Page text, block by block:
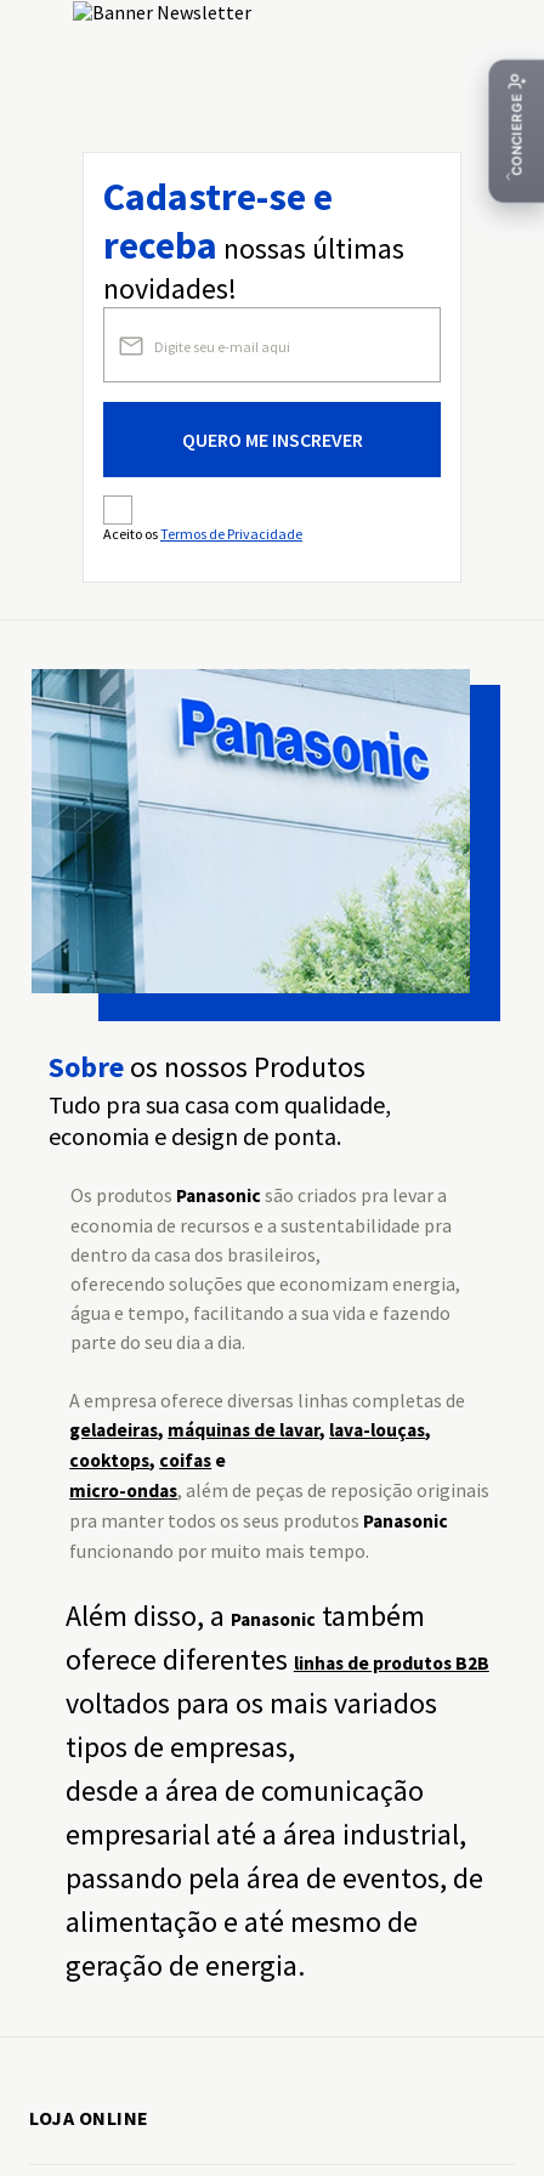
Cadastre-se e
receba nossas últimas
novidades!
QUERO ME INSCREVER
Aceito osTermos de Privacidade
Sobreos nossos Produtos
Tudo pra sua casa com qualidade,
economia e design de ponta.
Os produtos Panasonic são criados pra levar a
economia de recursos e a sustentabilidade pra
dentro da casa dos brasileiros,
oferecendo soluções que economizam energia,
água e tempo, facilitando a sua vida e fazendo
parte do seu dia a dia.
A empresa oferece diversas linhas completas de
geladeiras, máquinas de lavar, lava-louças,
cooktops, coifas e
micro-ondas, além de peças de reposição originais
pra manter todos os seus produtos Panasonic
funcionando por muito mais tempo.
Além disso, a Panasonic também
oferece diferentes linhas de produtos B2B
voltados para os mais variados
tipos de empresas,
desde a área de comunicação
empresarial até a área industrial,
passando pela área de eventos, de
alimentação e até mesmo de
geração de energia.
LOJA ONLINE